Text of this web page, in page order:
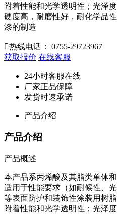
附着性能和光学透明性；光泽
硬度高，耐磨性好，耐化学品
漆的制造
热线电话： 0755-29723967
获取报价 在线客服
24小时客服在线
厂家正品保障
发货时速承诺
产品介绍
产品介绍
产品概述
本产品系丙烯酸及其脂类单体
适用于性能要求（如耐候性、
等表面防护和装饰性涂装用树
附着性能和光学透明性；光泽